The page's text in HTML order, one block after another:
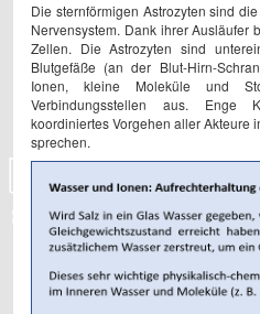
Die sternförmigen Astrozyten sind
Nervensystem. Dank ihrer Ausläufer
Zellen. Die Astrozyten sind
Blutgefäße (an der Blut-Hirn-
Ionen, kleine Moleküle und
Verbindungsstellen aus. Enge
koordiniertes Vorgehen aller Akteure
sprechen.